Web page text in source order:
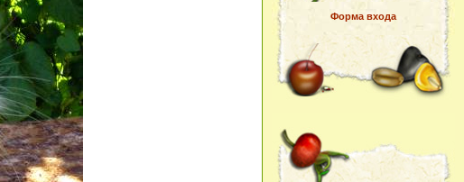
Форма входа